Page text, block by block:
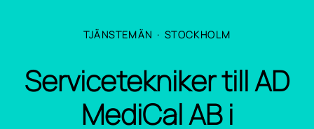
TJÄNSTEMÄN · STOCKHOLM
Servicetekniker till AD
MediCal AB i